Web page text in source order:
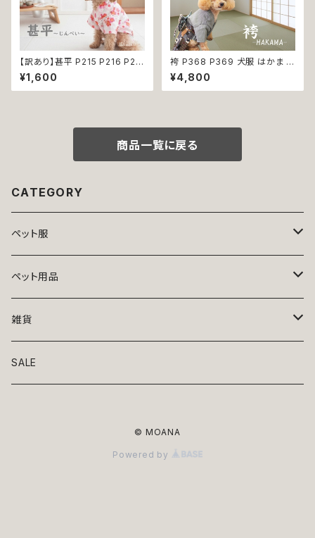
【訳あり】甚平 P215 P216 P21
7 P218 ドッグウエア ドックウェ
ア 女の子 ピンク ホワイト フラ
ワー 花柄 桜 水風船 祭り 極小
しゃれ かわいい 可愛い 和装 和
¥1,600
袴 P368 P369 犬服 はかま イ
エロー パープル 和柄 うさぎ リ
ボントップス ボトムス ドッグウェ
ア ドッグ ウェア ドッグウエア 犬
¥4,800
商品一覧に戻る
CATEGORY
ペット服
トップス
ニット
アロハ
ボトムス
ワンピース
ペット用品
ベッド
リード・首輪
雑貨
アート
SALE
© MOANA
Powered by